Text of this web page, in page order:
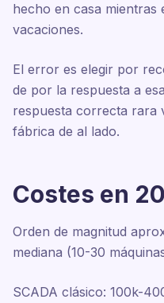
hecho en casa mientras
vacaciones.
El error es elegir por
de por la respuesta a
respuesta correcta rara
fábrica de al lado.
Costes en
Orden de magnitud
mediana (10-30
SCADA clásico: 100k-